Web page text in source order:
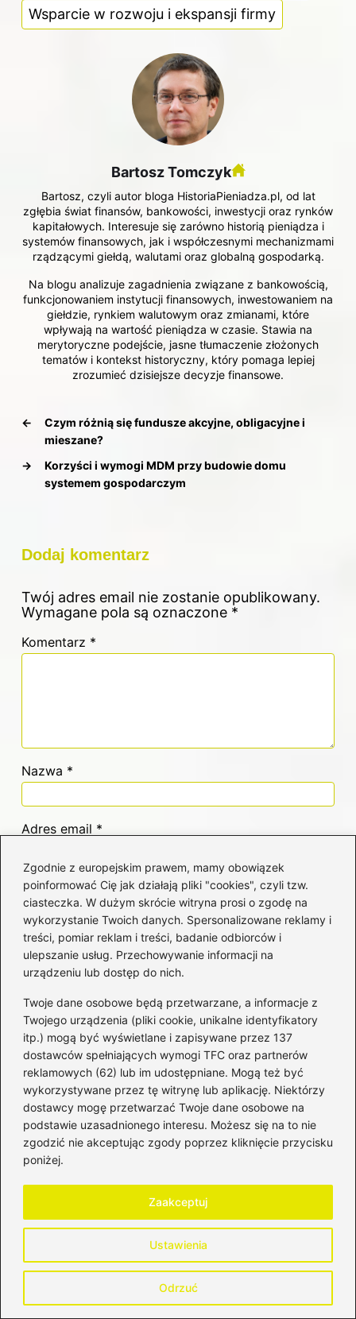
Zgodnie z europejskim prawem, mamy obowiązek
poinformować Cię jak działają pliki "cookies", czyli tzw.
ciasteczka. W dużym skrócie witryna prosi o zgodę na
wykorzystanie Twoich danych. Spersonalizowane reklamy i
treści, pomiar reklam i treści, badanie odbiorców i
ulepszanie usług. Przechowywanie informacji na
urządzeniu lub dostęp do nich.
Twoje dane osobowe będą przetwarzane, a informacje z
Twojego urządzenia (pliki cookie, unikalne identyfikatory
itp.) mogą być wyświetlane i zapisywane przez 137
dostawców spełniających wymogi TFC oraz partnerów
reklamowych (62) lub im udostępniane. Mogą też być
wykorzystywane przez tę witrynę lub aplikację. Niektórzy
dostawcy mogę przetwarzać Twoje dane osobowe na
podstawie uzasadnionego interesu. Możesz się na to nie
zgodzić nie akceptując zgody poprzez kliknięcie przycisku
poniżej.
Ustawienia
Odrzuć
Zaakceptuj
Wsparcie w rozwoju i ekspansji firmy
Bartosz Tomczyk
Bartosz, czyli autor bloga HistoriaPieniadza.pl, od lat
zgłębia świat finansów, bankowości, inwestycji oraz rynków
kapitałowych. Interesuje się zarówno historią pieniądza i
systemów finansowych, jak i współczesnymi mechanizmami
rządzącymi giełdą, walutami oraz globalną gospodarką.
Na blogu analizuje zagadnienia związane z bankowością,
funkcjonowaniem instytucji finansowych, inwestowaniem na
giełdzie, rynkiem walutowym oraz zmianami, które
wpływają na wartość pieniądza w czasie. Stawia na
merytoryczne podejście, jasne tłumaczenie złożonych
tematów i kontekst historyczny, który pomaga lepiej
zrozumieć dzisiejsze decyzje finansowe.
←
Czym różnią się fundusze akcyjne, obligacyjne i
mieszane?
→
Korzyści i wymogi MDM przy budowie domu
systemem gospodarczym
Dodaj komentarz
Twój adres email nie zostanie opublikowany.
Wymagane pola są oznaczone *
Komentarz *
Nazwa *
Adres email *
Witryna internetowa
Zapamiętaj moje dane w tej przeglądarce
podczas pisania kolejnych komentarzy.
Poczytaj więcej
Doradcy kredytowi Zielona Góra —